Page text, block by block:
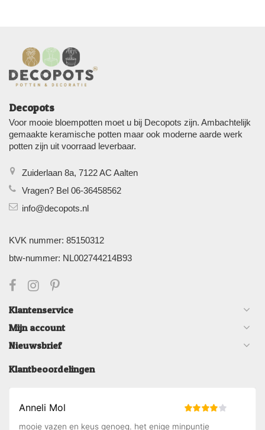
Decopots
Voor mooie bloempotten moet u bij Decopots zijn. Ambachtelijk
gemaakte keramische potten maar ook moderne aarde werk
potten zijn uit voorraad leverbaar.
Zuiderlaan 8a, 7122 AC Aalten
Vragen? Bel 06-36458562
info@decopots.nl
KVK nummer: 85150312
btw-nummer: NL002744214B93
Klantenservice
Mijn account
Nieuwsbrief
Klantbeoordelingen